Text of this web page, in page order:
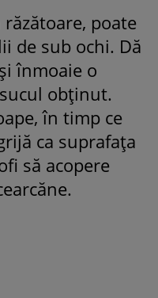
poate
de sub ochi. Dă
înmoaie o
obținut.
în timp ce
ca suprafața
să acopere